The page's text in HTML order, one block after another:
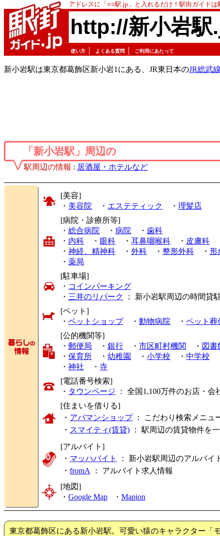
アドレスに「○○駅.jp」と入れるだけ！駅街ガイド
http://新小岩駅
使い方 よくある質問 ご利用にあたって
新小岩駅は東京都葛飾区新小岩1にある、JR東日本のJR総武
「新小岩駅」周辺の
駅周辺の情報 : 居酒屋・ホテルなど
[美容]
・ 美容院 ・ エステティック ・ 理髪店
[病院・診療所等]
・ 総合病院 ・ 病院 ・ 歯科
・ 内科 ・ 眼科 ・ 耳鼻咽喉科 ・ 皮膚科
・ 神経、精神科 ・ 外科 ・ 整形外科 ・ 形
・ 薬局
[駐車場]
・ コインパーキング
・ 三井のリパーク
： 新小岩駅周辺の時間貸
[ペット]
・ ペットショップ・ 動物病院 ・ ペット葬
[公的機関等]
・ 郵便局 ・ 銀行 ・ 市区町村機関 ・ 図書
・ 保育所 ・ 幼稚園 ・ 小学校 ・ 中学校
・ 神社 ・ 寺
[電話番号検索]
・ タウンページ ： 全国1,100万件のお店・
[住まいを借りる]
・ アパマンショップ： こだわり検索メニュ
・ スマイティ(賃貸) ： 駅周辺の賃貸物件を
[アルバイト]
・ マッハバイト
： 新小岩駅周辺のアルバイ
・ fromA ： アルバイト求人情報
[地図]
・ Google Map ・ Mapion
東京都葛飾区にある新小岩駅。可愛い猿のキャラクター「